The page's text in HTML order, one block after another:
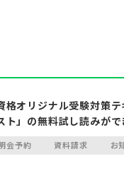
格オリジナル受験対策テ
ト」の無料試し読みがで
会予約 資料請求 お